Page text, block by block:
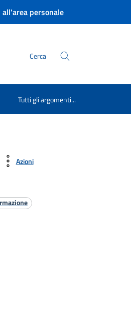
all'area personale
Cerca
Tutti gli argomenti...
Azioni